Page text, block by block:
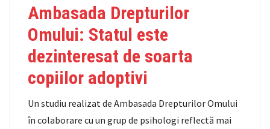
Ambasada Drepturilor
Omului: Statul este
dezinteresat de soarta
copiilor adoptivi
Un studiu realizat de Ambasada Drepturilor Omului
în colaborare cu un grup de psihologi reflectă mai